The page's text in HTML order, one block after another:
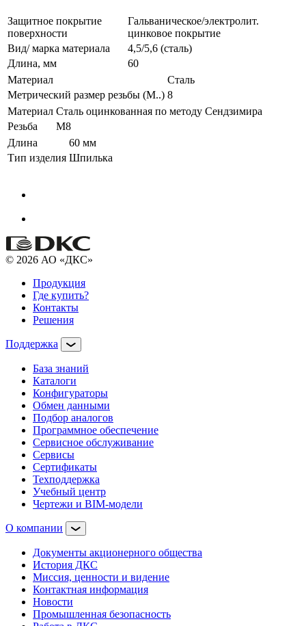
Защитное покрытие
поверхности
Гальваническое/электролит.
цинковое покрытие
Вид/ марка материала
4,5/5,6 (сталь)
Длина, мм
60
Материал
Сталь
Метрический размер резьбы (М..) 8
Материал Сталь оцинкованная по методу Сендзимира
Резьба
M8
Длина
60 мм
Тип изделия Шпилька
© 2026 АО «ДКС»
Продукция
Где купить?
Контакты
Решения
Поддержка
База знаний
Каталоги
Конфигураторы
Обмен данными
Подбор аналогов
Программное обеспечение
Сервисное обслуживание
Сервисы
Сертификаты
Техподдержка
Учебный центр
Чертежи и BIM-модели
О компании
Документы акционерного общества
История ДКС
Миссия, ценности и видение
Контактная информация
Новости
Промышленная безопасность